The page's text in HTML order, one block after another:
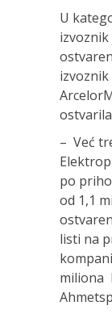
U
izvoznik
– Već
po
od 1,1
listi na
miliona